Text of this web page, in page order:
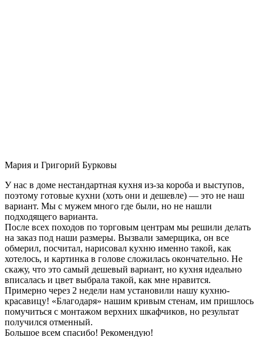
Мария и Григорий Бурковы
У нас в доме нестандартная кухня из-за короба и выступов,
поэтому готовые кухни (хоть они и дешевле) — это не наш
вариант. Мы с мужем много где были, но не нашли
подходящего варианта.
После всех походов по торговым центрам мы решили делать
на заказ под наши размеры. Вызвали замерщика, он все
обмерил, посчитал, нарисовал кухню именно такой, как
хотелось, и картинка в голове сложилась окончательно. Не
скажу, что это самый дешевый вариант, но кухня идеально
вписалась и цвет выбрала такой, как мне нравится.
Примерно через 2 недели нам установили нашу кухню-
красавицу! «Благодаря» нашим кривым стенам, им пришлось
помучиться с монтажом верхних шкафчиков, но результат
получился отменный.
Большое всем спасибо! Рекомендую!